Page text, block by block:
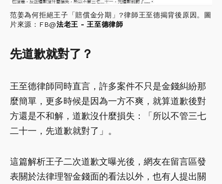
范姜為何拒絕王子「賠償金分期」?律師王至德揭背後原因。圖
片來源：FB@法老王 - 王至德律師
先道歉就對了？
王至德律師同時直言，許多案件不只是金錢糾紛那
麼簡單，更多時候是因為一方不爽，就算道歉後對
方還是不和解，道歉沒什麼損失：「所以不管三七
二十一，先道歉就對了」。
這篇解析王子二次道歉文曝光後，網友在留言區發
表關於法律理智金錢面的看法以外，也有人提出關